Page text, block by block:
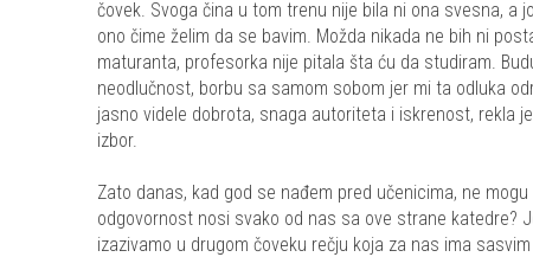
čovek. Svoga čina u tom trenu nije bila ni ona svesna, a
ono čime želim da se bavim. Možda nikada ne bih ni
maturanta, profesorka nije pitala šta ću da studiram.
neodlučnost, borbu sa samom sobom jer mi ta odluka
jasno videle dobrota, snaga autoriteta i iskrenost, rekla
izbor.
Zato danas, kad god se nađem pred učenicima, ne
odgovornost nosi svako od nas sa ove strane katedre?
izazivamo u drugom čoveku rečju koja za nas ima sasvim